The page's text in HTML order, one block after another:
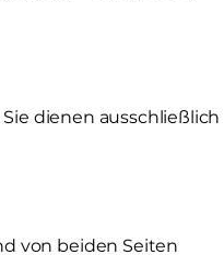
dienen ausschließlich
von beiden Seiten